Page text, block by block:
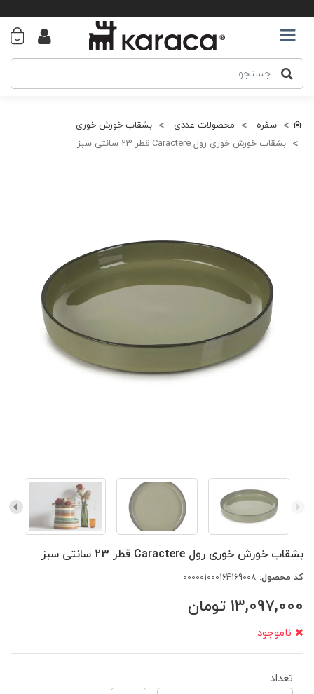
سفره محصولات عددی
بشقاب خورش خوری
بشقاب خورش خوری رول Caractere قطر 23 سانتی سبز
بشقاب خورش خوری رول Caractere قطر 23 سانتی سبز
کد محصول:
13,097,000 تومان
ناموجود
تعداد